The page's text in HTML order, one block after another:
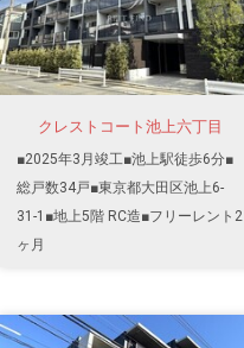
クレストコート池上六丁目
■2025年3月竣工■池上駅徒歩6分■
総戸数34戸■東京都大田区池上6-
31-1■地上5階 RC造■フリーレント2
ヶ月